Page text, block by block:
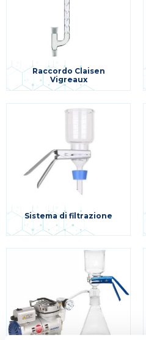
Raccordo Claisen
Vigreaux
Sistema di filtrazione